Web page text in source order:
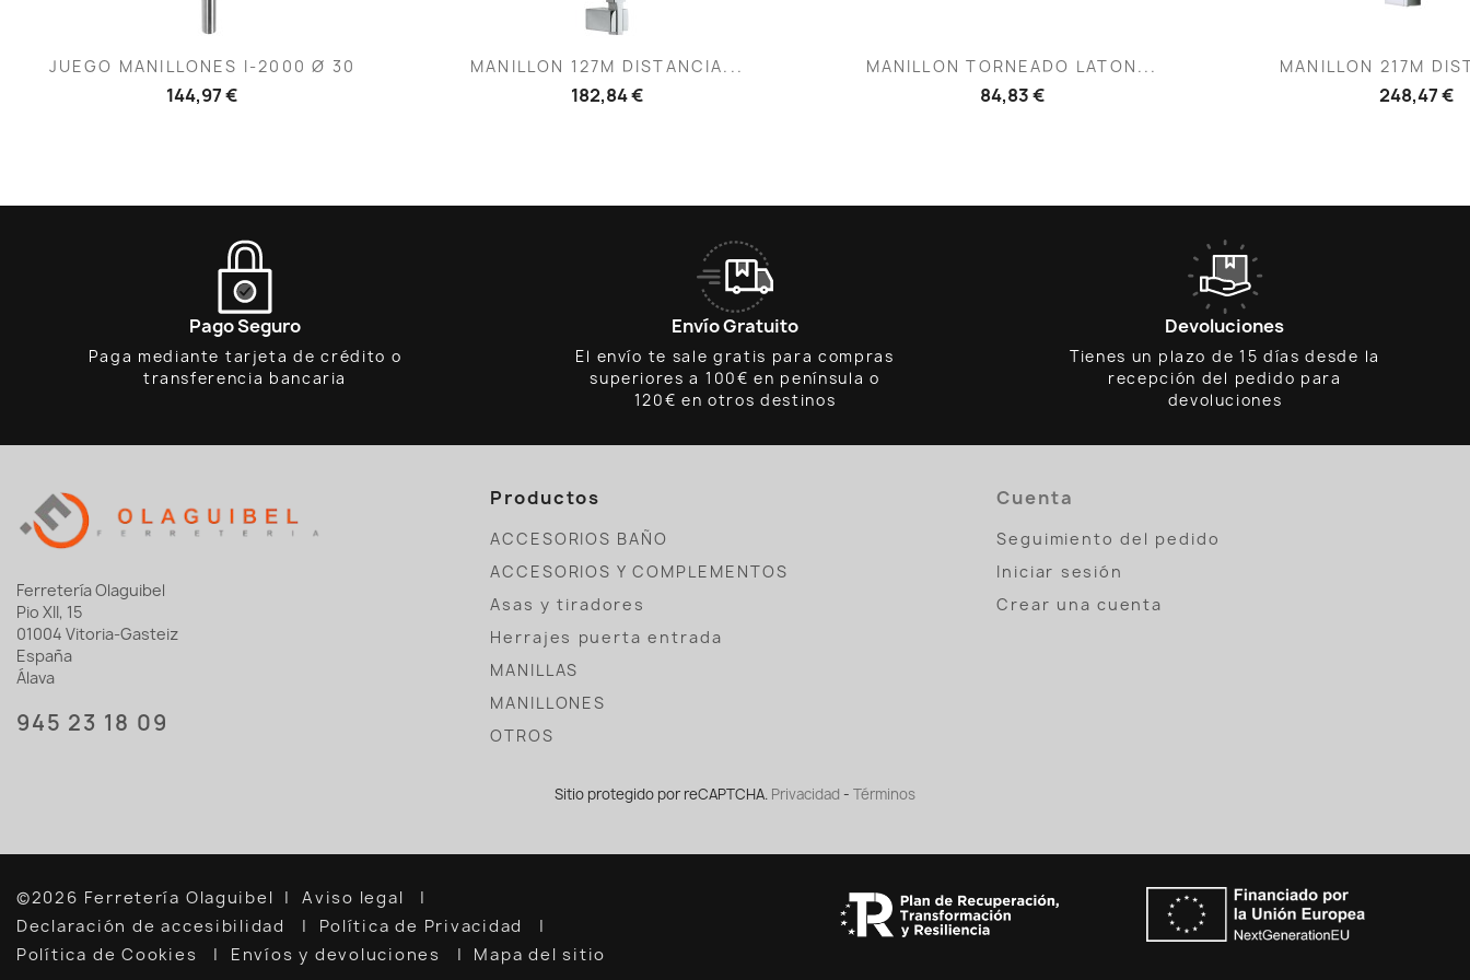
 Vista rápida
JUEGO MANILLONES I-2000 Ø 30
144,97 €
 Vista rápida
MANILLON 127M DISTANCIA...
182,84 €
Vista rápida
MANILLON TORNEADO LATON...
84,83 €
 Vista
MANILLON 217M
248,47 €
Pago Seguro
Paga mediante tarjeta de crédito o
transferencia bancaria
Envío Gratuito
El envío te sale gratis para compras
superiores a 100€ en península o
120€ en otros destinos
Devoluciones
Tienes un plazo de 15 días desde la
recepción del pedido para
devoluciones
Ferretería Olaguibel
Pio XII, 15
01004 Vitoria-Gasteiz
España
Álava
945 23 18 09
Productos
ACCESORIOS BAÑO
ACCESORIOS Y COMPLEMENTOS
Asas y tiradores
Herrajes puerta entrada
MANILLAS
MANILLONES
OTROS
Cuenta
Seguimiento del pedido
Iniciar sesión
Crear una cuenta
Sitio protegido por reCAPTCHA. Privacidad - Términos
©2026 Ferretería Olaguibel
Aviso legal
Declaración de accesibilidad
Política de Privacidad
Política de Cookies
Envíos y devoluciones Mapa del sitio